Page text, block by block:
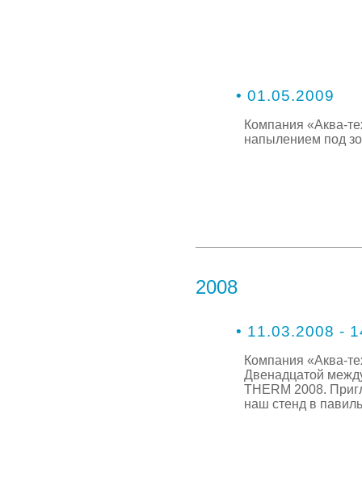
• 01.05.2009
Компания «Аква-
напылением под
2008
• 11.03.2008 -
Компания «Аква-
Двенадцатой
THERM 2008.
наш стенд в